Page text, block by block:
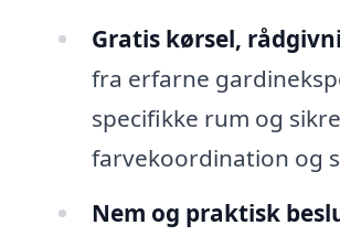
Gratis kørsel,
fra erfarne
specifikke rum og
farvekoordination og
Nem og praktisk